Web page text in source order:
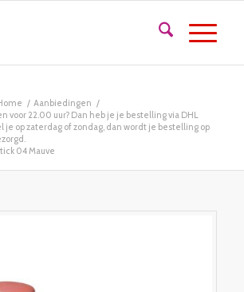
/ Aanbiedingen /
voor 22.00 uur? Dan heb je je bestelling via DHL
je op zaterdag of zondag, dan wordt je bestelling op
04 Mauve